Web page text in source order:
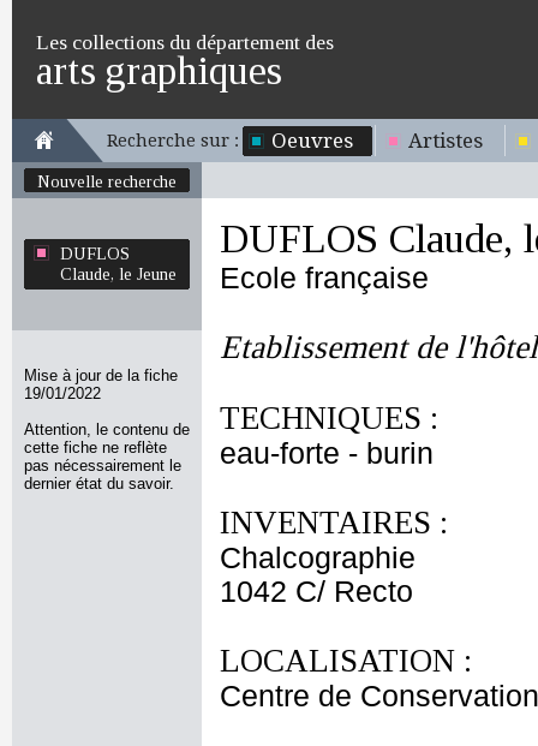
Les collections du département des
arts graphiques
Recherche sur : Oeuvres Artistes
Nouvelle recherche
DUFLOS
Claude, le Jeune
Mise à jour de la fiche
19/01/2022
Attention, le contenu de
cette fiche ne reflète
pas nécessairement le
dernier état du savoir.
DUFLOS Claude,
Ecole française
Etablissement de
TECHNIQUES :
eau-forte - burin
INVENTAIRES :
Chalcographie
1042 C/ Recto
LOCALISATION :
Centre de